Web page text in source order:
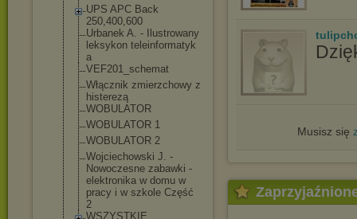
UPS APC Back
250,400,600
Urbanek A. - Ilustrowany
leksykon teleinformatyk
a
VEF201_schemat
Włącznik zmierzchowy z
histerezą
WOBULATOR
WOBULATOR 1
WOBULATOR 2
Wojciechowski J. -
Nowoczesne zabawki -
elektronika w domu w
pracy i w szkole Część
2
WSZYSTKIE
Musisz się